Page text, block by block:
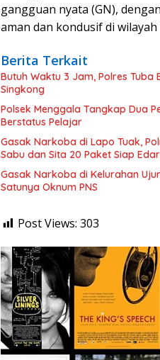
gangguan nyata (GN),
aman dan kondusif di
Berita Terkait
Butuh Waktu 3 Jam, Polres Tuba
Singkong
Polsek Menggala Tangkap Dua
Berstatus Pelajar
Gasak Narkoba di Lapo Tuak,
Sabu dan Sita 20 Paket Siap Edar
Gasak Narkoba di Kelurahan
Satunya Oknum PNS
Post Views: 303